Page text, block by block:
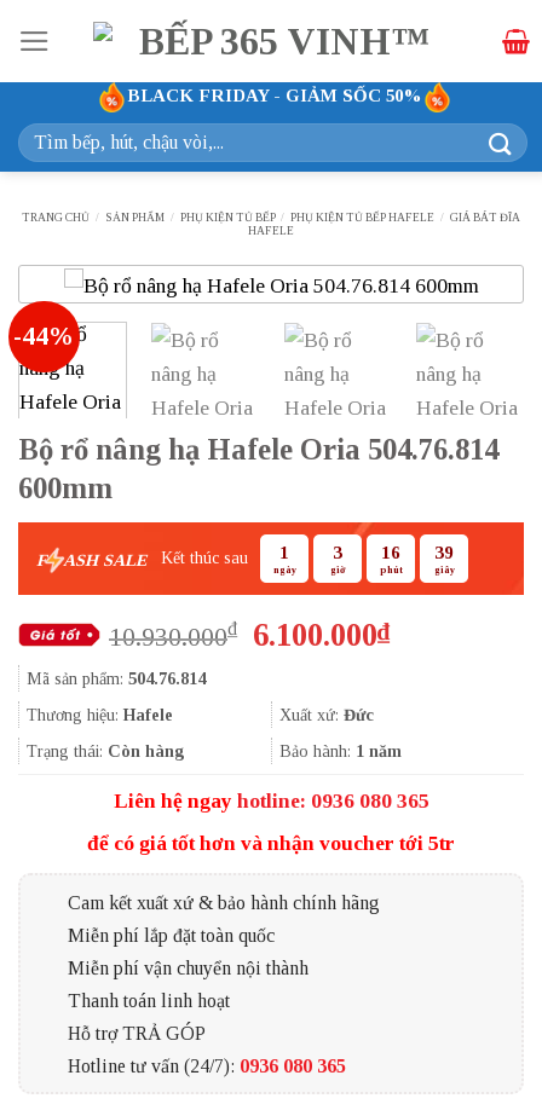
qua
nội
dung
BLACK FRIDAY - GIẢM SỐC 50%
Tìm
kiếm:
TRANG CHỦ / SẢN PHẨM / PHỤ KIỆN TỦ BẾP / PHỤ KIỆN TỦ BẾP HAFELE / GIÁ BÁT ĐĨA
HAFELE
-44%
Bộ rổ nâng hạ Hafele Oria 504.76.814
600mm
F ASH SALE Kết thúc sau 1
ngày
3
giờ
16
phút
38
giây
10.930.000₫
Giá
10.930.000₫.
6.100.000₫Giá
6.100.000₫.
Mã sản phẩm: 504.76.814
Thương hiệu: Hafele Xuất xứ: Đức
Trạng thái: Còn hàng Bảo hành: 1 năm
Liên hệ ngay hotline: 0936 080 365
để có giá tốt hơn và nhận voucher tới 5tr
Cam kết xuất xứ & bảo hành chính hãng
Miễn phí lắp đặt toàn quốc
Miễn phí vận chuyển nội thành
Thanh toán linh hoạt
Hỗ trợ TRẢ GÓP
Hotline tư vấn (24/7): 0936 080 365